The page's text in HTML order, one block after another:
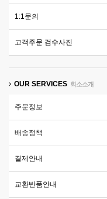
1:1문의
고객주문 검수사진
OUR SERVICES 회소소개
주문정보
배송정책
결제안내
교환반품안내